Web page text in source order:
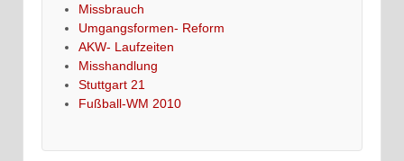
Missbrauch
Umgangsformen- Reform
AKW- Laufzeiten
Misshandlung
Stuttgart 21
Fußball-WM 2010